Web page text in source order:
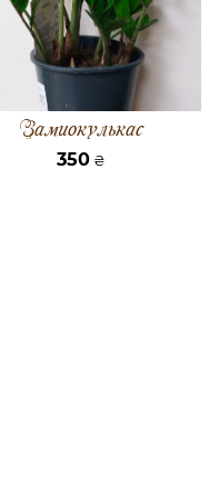
Замиокулькас
350 ₴